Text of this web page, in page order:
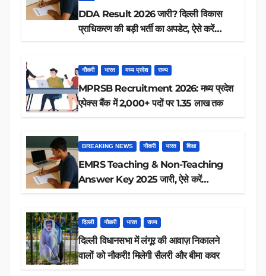
DDA Result 2026 जारी? दिल्ली विकास
प्राधिकरण की बड़ी भर्ती का अपडेट, ऐसे करें
नौकरी भारत मध्य प्रदेश राज्य
MPRSB Recruitment 2026: मध्य प्रदेश
एपेक्स बैंक में 2,000+ पदों पर 1.35 लाख तक
BREAKING NEWS नौकरी भारत शिक्षा
EMRS Teaching & Non-Teaching
Answer Key 2025 जारी, ऐसे करें
दिल्ली नौकरी भारत राज्य
दिल्ली विधानसभा में लंगूर की आवाज़ निकालने
वालों को नौकरी! मिलेगी सैलरी और बीमा कवर